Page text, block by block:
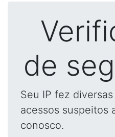
de
Seu IP fez
acessos suspeitos
conosco.